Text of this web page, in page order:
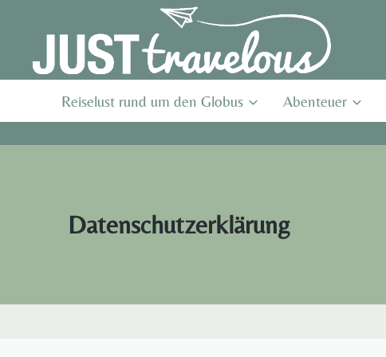
Reiselust rund um den Globus Abenteuer
Datenschutzerklärung